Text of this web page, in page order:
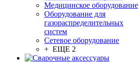
Медицинское оборудование
Оборудование для
газораспределительных
систем
Сетевое оборудование
+ ЕЩЕ 2